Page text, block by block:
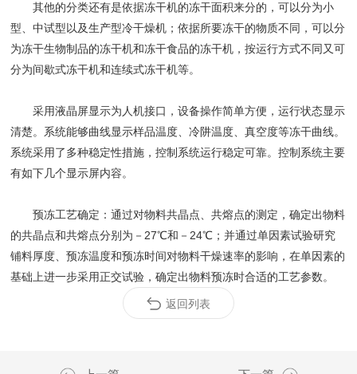
其他的分类还有是依据冻干机的冻干面积来分的，可以分为小
型、中试型以及生产型冷干燥机；依据所要冻干的物质不同，可以分
为冻干生物制品的冻干机和冻干食品的冻干机，按运行方式不同又可
分为间歇式冻干机和连续式冻干机等。
采用液晶屏显示为人机接口，设备操作简单方便，运行状态显示
清楚。系统能够曲线显示样品温度、冷阱温度、真空度等冻干曲线。
系统采用了多种稳定性措施，控制系统运行稳定可靠。控制系统主要
有如下几个显示屏内容。
预冻工艺确定：通过对物料共晶点、共熔点的测定，确定出物料
的共晶点和共熔点分别为－27℃和－24℃；并通过单因素试验研究
铺料厚度、预冻温度和预冻时间对物料干燥速率的影响，在单因素的
基础上进一步采用正交试验，确定出物料预冻时合适的工艺参数。
返回列表